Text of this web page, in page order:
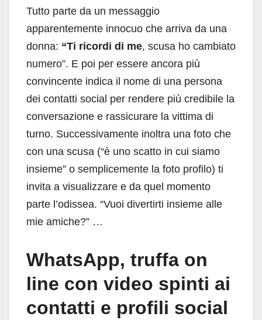
Tutto parte da un messaggio
apparentemente innocuo che arriva da una
donna: “Ti ricordi di me, scusa ho cambiato
numero”. E poi per essere ancora più
convincente indica il nome di una persona
dei contatti social per rendere più credibile la
conversazione e rassicurare la vittima di
turno. Successivamente inoltra una foto che
con una scusa (“è uno scatto in cui siamo
insieme” o semplicemente la foto profilo) ti
invita a visualizzare e da quel momento
parte l’odissea. “Vuoi divertirti insieme alle
mie amiche?” …
WhatsApp, truffa on
line con video spinti ai
contatti e profili social